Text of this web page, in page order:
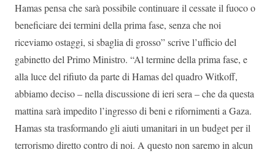
Hamas pensa che sarà possibile continuare il cessate il fuoco o
beneficiare dei termini della prima fase, senza che noi
riceviamo ostaggi, si sbaglia di grosso” scrive l’ufficio del
gabinetto del Primo Ministro. “Al termine della prima fase, e
alla luce del rifiuto da parte di Hamas del quadro Witkoff,
abbiamo deciso – nella discussione di ieri sera – che da questa
mattina sarà impedito l’ingresso di beni e rifornimenti a Gaza.
Hamas sta trasformando gli aiuti umanitari in un budget per il
terrorismo diretto contro di noi. A questo non saremo in alcun